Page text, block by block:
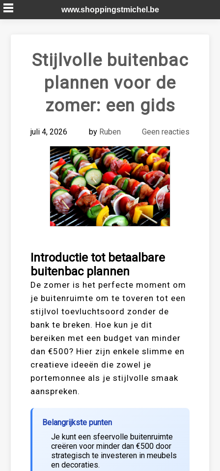
Skip
to
www.shoppingstmichel.be
Stijlvolle buitenbac
plannen voor de
zomer: een gids
juli 4, 2026 by Ruben Geen reacties
Introductie tot betaalbare
buitenbac plannen
De zomer is het perfecte moment om
je buitenruimte om te toveren tot een
stijlvol toevluchtsoord zonder de
bank te breken. Hoe kun je dit
bereiken met een budget van minder
dan €500? Hier zijn enkele slimme en
creatieve ideeën die zowel je
portemonnee als je stijlvolle smaak
aanspreken.
Belangrijkste punten
Je kunt een sfeervolle buitenruimte
creëren voor minder dan €500 door
strategisch te investeren in meubels
en decoraties.